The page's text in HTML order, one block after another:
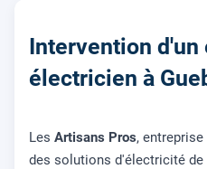
Intervention d'un
électricien à
Les Artisans Pros,
des solutions d'électricité de